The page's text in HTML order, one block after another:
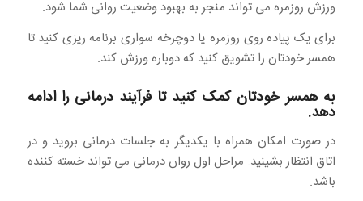
ورزش روزمره می تواند منجر به بهبود وضعیت روانی شما شود.
برای یک پیاده روی روزمره یا دوچرخه سواری برنامه ریزی کنید تا
همسر خودتان را تشویق کنید که دوباره ورزش کند.
به همسر خودتان کمک کنید تا فرآیند درمانی را ادامه
دهد.
در صورت امکان همراه با یکدیگر به جلسات درمانی بروید و در
اتاق انتظار بشینید. مراحل اول روان درمانی می تواند خسته کننده
باشد.